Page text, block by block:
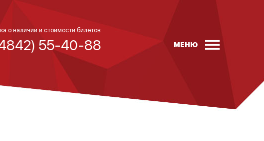
о наличии и стоимости билетов:
55-40-88 МЕНЮ